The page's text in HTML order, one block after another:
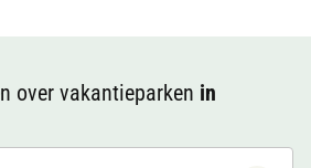
over vakantieparken in